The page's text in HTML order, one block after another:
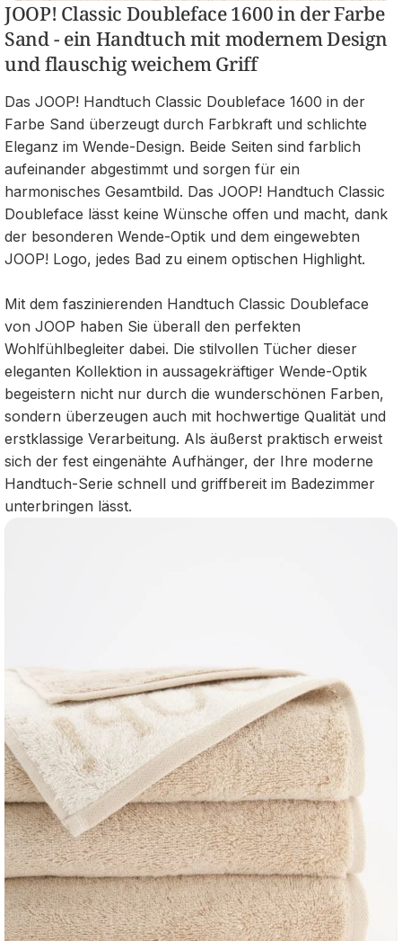
JOOP! Classic Doubleface 1600 in der Farbe
Sand - ein Handtuch mit modernem Design
und flauschig weichem Griff
Das JOOP! Handtuch Classic Doubleface 1600 in der
Farbe Sand überzeugt durch Farbkraft und schlichte
Eleganz im Wende-Design. Beide Seiten sind farblich
aufeinander abgestimmt und sorgen für ein
harmonisches Gesamtbild. Das JOOP! Handtuch Classic
Doubleface lässt keine Wünsche offen und macht, dank
der besonderen Wende-Optik und dem eingewebten
JOOP! Logo, jedes Bad zu einem optischen Highlight.
Mit dem faszinierenden Handtuch Classic Doubleface
von JOOP haben Sie überall den perfekten
Wohlfühlbegleiter dabei. Die stilvollen Tücher dieser
eleganten Kollektion in aussagekräftiger Wende-Optik
begeistern nicht nur durch die wunderschönen Farben,
sondern überzeugen auch mit hochwertige Qualität und
erstklassige Verarbeitung. Als äußerst praktisch erweist
sich der fest eingenähte Aufhänger, der Ihre moderne
Handtuch-Serie schnell und griffbereit im Badezimmer
unterbringen lässt.